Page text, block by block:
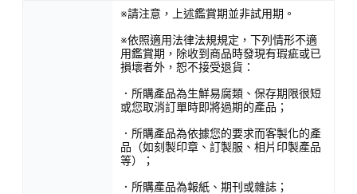
※請注意，上述鑑賞期並非試用期。
※依照適用法律法規規定，下列情形不適
用鑑賞期，除收到商品時發現有瑕疵或已
損壞者外，恕不接受退貨：
．所購產品為生鮮易腐類、保存期限很短
或您取消訂單時即將過期的產品；
．所購產品為依據您的要求而客製化的產
品（如刻製印章、訂製服、相片印製產品
等）；
．所購產品為報紙、期刊或雜誌；